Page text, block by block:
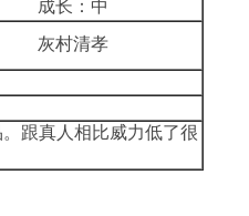
成长：中
灰村清孝
跟真人相比威力低了很